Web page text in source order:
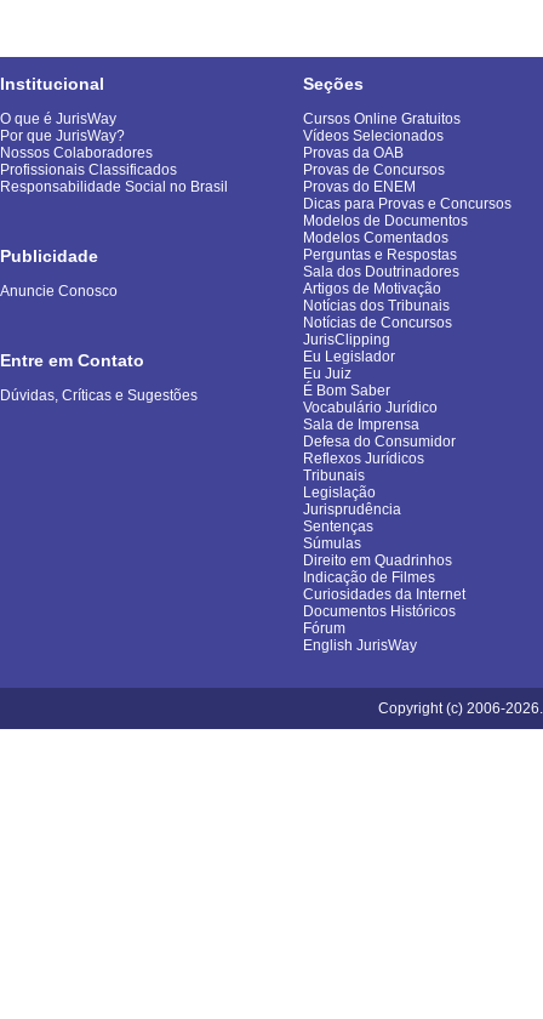
Institucional
O que é JurisWay
Por que JurisWay?
Nossos Colaboradores
Profissionais Classificados
Responsabilidade Social no Brasil
Publicidade
Anuncie Conosco
Entre em Contato
Dúvidas, Críticas e Sugestões
Seções
Cursos Online Gratuitos
Vídeos Selecionados
Provas da OAB
Provas de Concursos
Provas do ENEM
Dicas para Provas e Concursos
Modelos de Documentos
Modelos Comentados
Perguntas e Respostas
Sala dos Doutrinadores
Artigos de Motivação
Notícias dos Tribunais
Notícias de Concursos
JurisClipping
Eu Legislador
Eu Juiz
É Bom Saber
Vocabulário Jurídico
Sala de Imprensa
Defesa do Consumidor
Reflexos Jurídicos
Tribunais
Legislação
Jurisprudência
Sentenças
Súmulas
Direito em Quadrinhos
Indicação de Filmes
Curiosidades da Internet
Documentos Históricos
Fórum
English JurisWay
Copyright (c) 2006-